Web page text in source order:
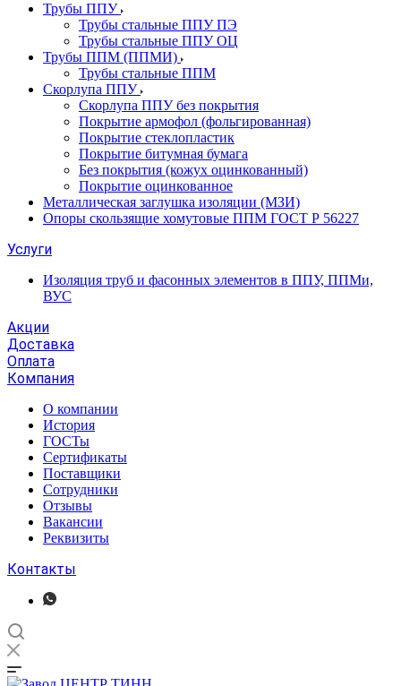
Трубы ППУ
Трубы стальные ППУ ПЭ
Трубы стальные ППУ ОЦ
Трубы ППМ (ППМИ)
Трубы стальные ППМ
Скорлупа ППУ
Скорлупа ППУ без покрытия
Покрытие армофол (фольгированная)
Покрытие стеклопластик
Покрытие битумная бумага
Без покрытия (кожух оцинкованный)
Покрытие оцинкованное
Металлическая заглушка изоляции (МЗИ)
Опоры скользящие хомутовые ППМ ГОСТ Р 56227
Услуги
Изоляция труб и фасонных элементов в ППУ, ППМи,
ВУС
Акции
Доставка
Оплата
Компания
О компании
История
ГОСТы
Сертификаты
Поставщики
Сотрудники
Отзывы
Вакансии
Реквизиты
Контакты